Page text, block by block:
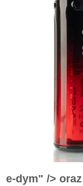
e-dym" /> oraz